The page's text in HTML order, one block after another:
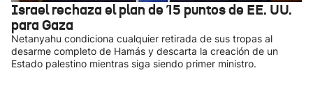
Israel rechaza el plan de 15 puntos de EE. UU.
para Gaza
Netanyahu condiciona cualquier retirada de sus tropas al
desarme completo de Hamás y descarta la creación de un
Estado palestino mientras siga siendo primer ministro.